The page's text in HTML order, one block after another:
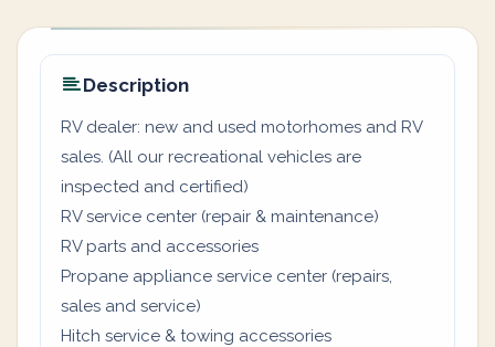
Description
RV dealer: new and used motorhomes and RV
sales. (All our recreational vehicles are
inspected and certified)
RV service center (repair & maintenance)
RV parts and accessories
Propane appliance service center (repairs,
sales and service)
Hitch service & towing accessories